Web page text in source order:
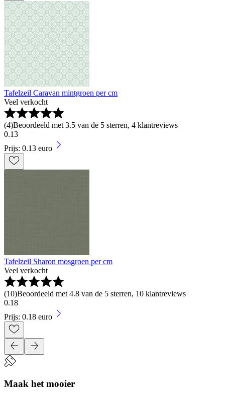
Tafelzeil Caravan mintgroen per cm
Veel verkocht
(4)Beoordeeld met 3.5 van de 5 sterren, 4 klantreviews
0.13
Prijs: 0.13 euro
Tafelzeil Sharon mosgroen per cm
Veel verkocht
(10)Beoordeeld met 4.8 van de 5 sterren, 10 klantreviews
0.18
Prijs: 0.18 euro
Maak het mooier